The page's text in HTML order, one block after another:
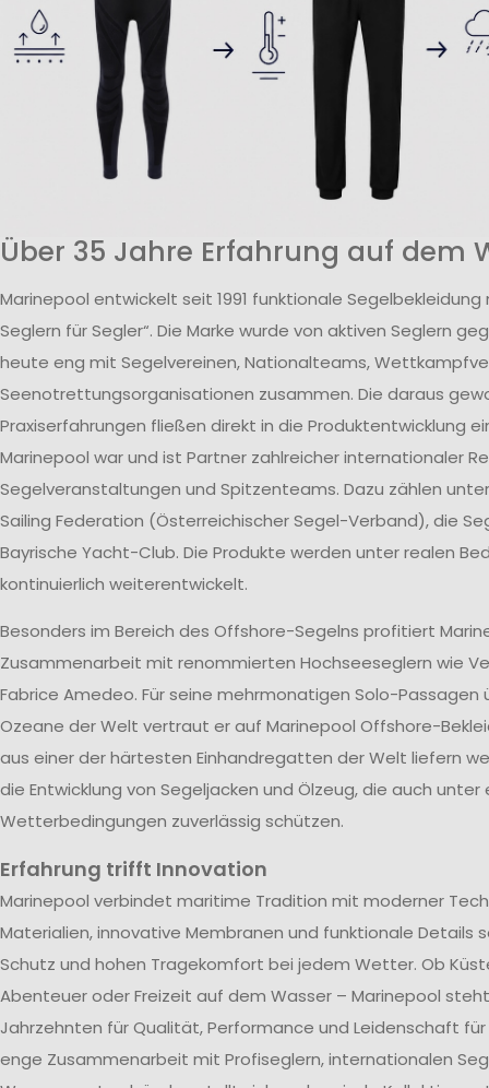
Über 35 Jahre Erfahrung auf dem
Marinepool entwickelt seit 1991 funktionale Segelbekleidung
Seglern für Segler“. Die Marke wurde von aktiven Seglern
heute eng mit Segelvereinen, Nationalteams,
Seenotrettungsorganisationen zusammen. Die daraus
Praxiserfahrungen fließen direkt in die Produktentwicklung
Marinepool war und ist Partner zahlreicher internationaler
Segelveranstaltungen und Spitzenteams. Dazu zählen
Sailing Federation (Österreichischer Segel-Verband), die
Bayrische Yacht-Club. Die Produkte werden unter realen
kontinuierlich weiterentwickelt.
Besonders im Bereich des Offshore-Segelns profitiert
Zusammenarbeit mit renommierten Hochseeseglern wie
Fabrice Amedeo. Für seine mehrmonatigen Solo-
Ozeane der Welt vertraut er auf Marinepool Offshore-
aus einer der härtesten Einhandregatten der Welt liefern
die Entwicklung von Segeljacken und Ölzeug, die auch
Wetterbedingungen zuverlässig schützen.
Erfahrung trifft Innovation
Marinepool verbindet maritime Tradition mit moderner
Materialien, innovative Membranen und funktionale Details
Schutz und hohen Tragekomfort bei jedem Wetter. Ob
Abenteuer oder Freizeit auf dem Wasser – Marinepool
Jahrzehnten für Qualität, Performance und Leidenschaft
enge Zusammenarbeit mit Profiseglern, internationalen